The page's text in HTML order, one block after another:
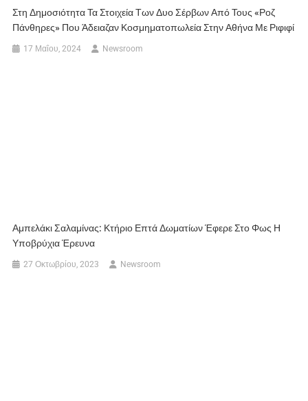
Στη Δημοσιότητα Τα Στοιχεία Των Δυο Σέρβων Από Τους «Ροζ
Πάνθηρες» Που Άδειαζαν Κοσμηματοπωλεία Στην Αθήνα Με Ριφιφί
17 Μαΐου, 2024 Newsroom
Αμπελάκι Σαλαμίνας: Κτήριο Επτά Δωματίων Έφερε Στο Φως Η
Υποβρύχια Έρευνα
27 Οκτωβρίου, 2023 Newsroom